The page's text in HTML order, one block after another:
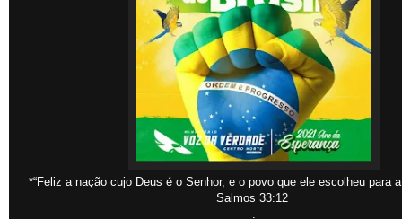
*“Feliz a nação cujo Deus é o Senhor, e o povo que ele escolheu para
‭‭Salmos‬ ‭33:12‬
.